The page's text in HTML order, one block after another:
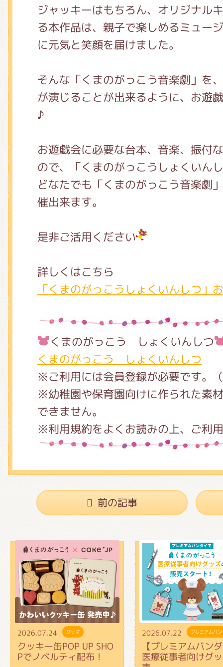
ジャッキーはもちろん、オリジナル
る本作品は、親子で楽しめるミュー
に元気と笑顔を届けました。
そんな「くまのがっこう音楽劇」を
が演じることが出来るように、お遊
♪
お遊戯会に必要な台本、音楽、振付
ので、「くまのがっこうしょくいん
どなたでも「くまのがっこう音楽劇
催出来ます。
是非ご活用ください
詳しくはこちら
「くまのがっこうしょくいんしつ」
くまのがっこう しょくいんしつ
くまのがっこう しょくいんしつ
※ご利用には会員登録が必要です。
※幼稚園や保育園向けに作られた素
できません。
※利用規約をよくお読みの上、ご利
前の記事
2026.07.24 グッズ
クッキー缶POP UP SHO
Pでノベルティ配布！
2026.07.22 プレミアムバ
【プレミアムバン
医療従事者向けグ
くまのがっこう 家庭科部